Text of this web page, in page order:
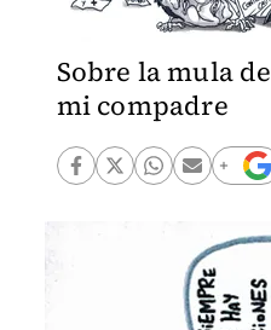
Sobre la mula de
mi compadre